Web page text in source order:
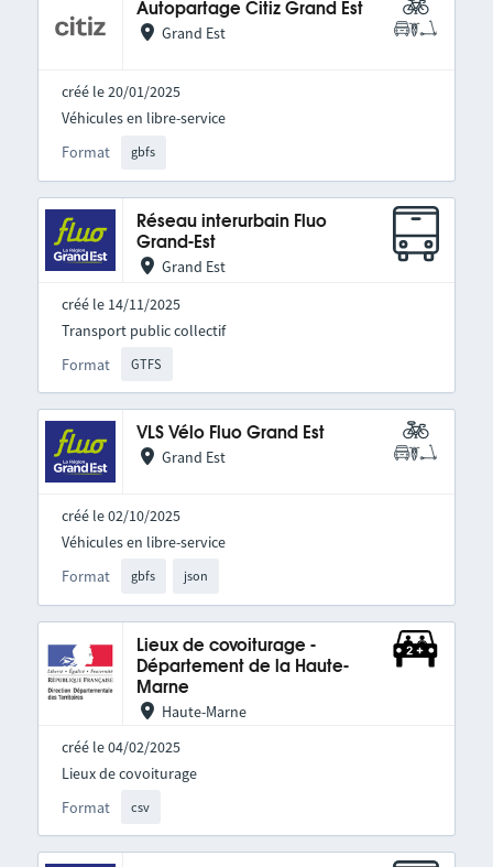
Autopartage Citiz Grand Est
Grand Est
créé le 20/01/2025
Format gbfs
Véhicules en libre-service
Réseau interurbain Fluo
Grand-Est
Grand Est
créé le 14/11/2025
Format GTFS
Transport public collectif
VLS Vélo Fluo Grand Est
Grand Est
créé le 02/10/2025
Format gbfs json
Véhicules en libre-service
Lieux de covoiturage -
Département de la Haute-
Marne
Haute-Marne
créé le 04/02/2025
Format csv
Lieux de covoiturage